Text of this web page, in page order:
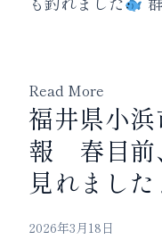
Read More
福井県小
報 春目前
見れました
2026年3月18日